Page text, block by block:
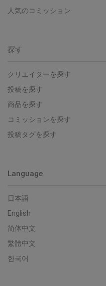
人気のコミッション
探す
クリエイターを探す
投稿を探す
商品を探す
コミッションを探す
投稿タグを探す
Language
日本語
English
简体中文
繁體中文
한국어